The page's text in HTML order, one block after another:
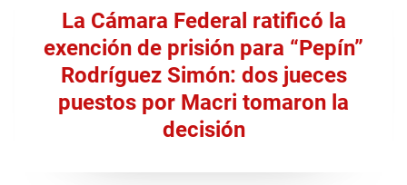
La Cámara Federal ratificó la
exención de prisión para “Pepín”
Rodríguez Simón: dos jueces
puestos por Macri tomaron la
decisión